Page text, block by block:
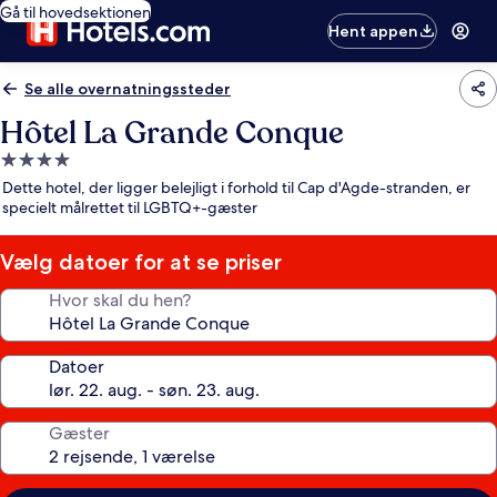
Gå til hovedsektionen
Hent appen
Se alle overnatningssteder
Hôtel La Grande Conque
4.0-
stjernet
overnatningssted
Dette hotel, der ligger belejligt i forhold til Cap d'Agde-stranden, er
specielt målrettet til LGBTQ+-gæster
Vælg datoer for at se priser
Hvor skal du hen?
Datoer
Gæster